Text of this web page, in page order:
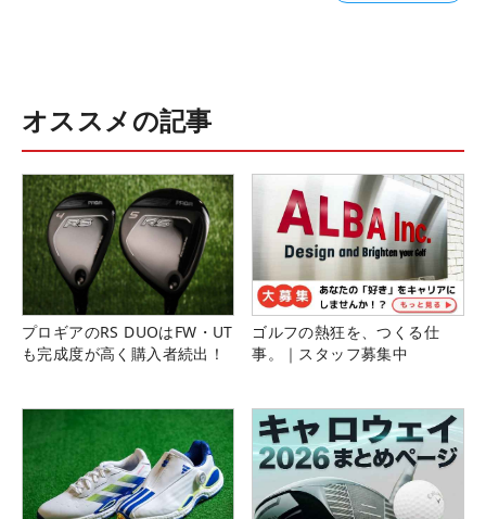
オススメの記事
プロギアのRS DUOはFW・UT
も完成度が高く購入者続出！
ゴルフの熱狂を、つくる仕
事。｜スタッフ募集中